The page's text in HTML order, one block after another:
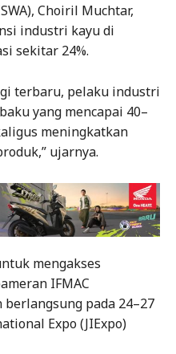
Choiril Muchtar,
industri kayu di
sekitar 24%.
terbaru, pelaku industri
yang mencapai 40–
meningkatkan
ujarnya.
mengakses
IFMAC
berlangsung pada 24–27
Expo (JIExpo)